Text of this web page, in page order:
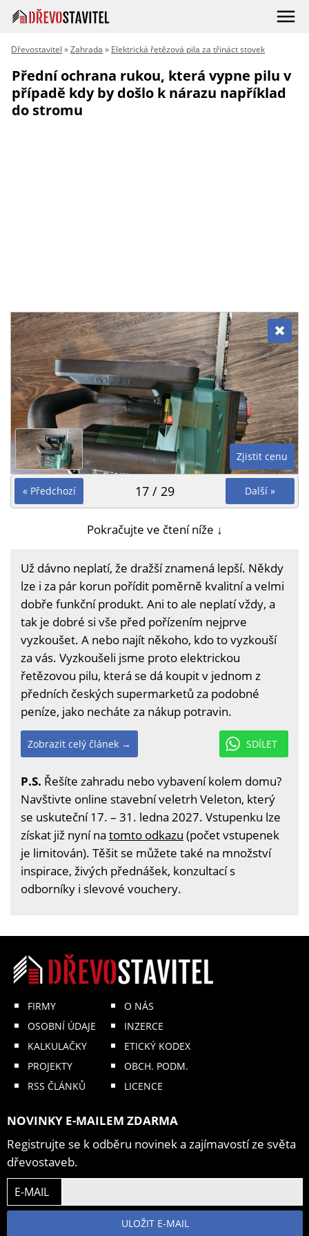
Dřevostavitel »Zahrada » Elektrická řetězová pila za třináct stovek
Přední ochrana rukou, která vypne pilu v
případě kdy by došlo k nárazu například
do stromu
Zjistit cenu
« Předchozí Další »
17 / 29
Pokračujte ve čtení níže ↓
Už dávno neplatí, že dražší znamená lepší. Někdy
lze i za pár korun pořídit poměrně kvalitní a velmi
dobře funkční produkt. Ani to ale neplatí vždy, a
tak je dobré si vše před pořízením nejprve
vyzkoušet. A nebo najít někoho, kdo to vyzkouší
za vás. Vyzkoušeli jsme proto elektrickou
řetězovou pilu, která se dá koupit v jednom z
předních českých supermarketů za podobné
peníze, jako necháte za nákup potravin.
SDÍLET
Zobrazit celý článek →
P.S. Řešíte zahradu nebo vybavení kolem domu?
Navštivte online stavební veletrh Veleton, který
se uskuteční 17. – 31. ledna 2027. Vstupenku lze
získat již nyní na tomto odkazu (počet vstupenek
je limitován). Těšit se můžete také na množství
inspirace, živých přednášek, konzultací s
odborníky i slevové vouchery.
FIRMY
OSOBNÍ ÚDAJE
KALKULAČKY
PROJEKTY
RSS ČLÁNKŮ
O NÁS
INZERCE
ETICKÝ KODEX
OBCH. PODM.
LICENCE
NOVINKY E-MAILEM ZDARMA
Registrujte se k odběru novinek a zajímavostí ze světa
dřevostaveb.
E-MAIL
ULOŽIT E-MAIL